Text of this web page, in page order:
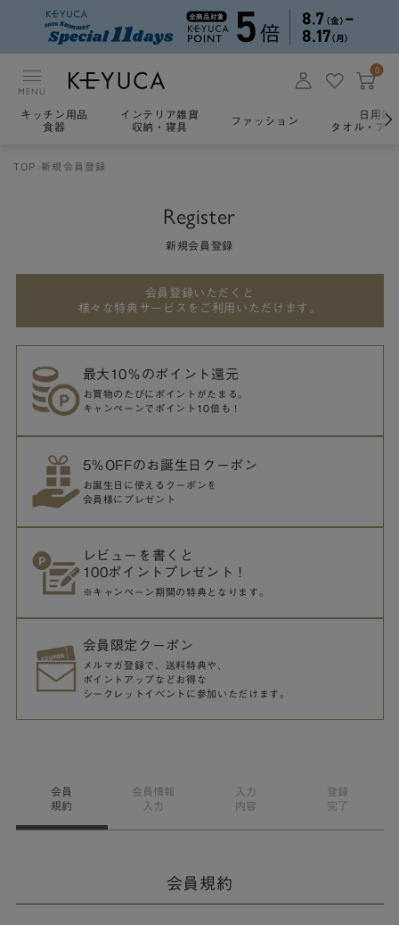
MENU
0
キッチン用品
食器
インテリア雑貨
収納・寝具
ファッション
日用雑
タオル・ア
TOP 新規会員登録
Register
新規会員登録
会員登録いただくと
様々な特典サービスをご利用いただけます。
最大10％のポイント還元
お買物のたびにポイントがたまる。
キャンペーンでポイント10倍も！
5％OFFのお誕生日クーポン
お誕生日に使えるクーポンを
会員様にプレゼント
レビューを書くと
100ポイントプレゼント！
※キャンペーン期間の特典となります。
会員限定クーポン
メルマガ登録で、送料特典や、
ポイントアップなどお得な
シークレットイベントに参加いただけます。
会員
規約
会員情報
入力
入力
内容
登録
完了
会員規約